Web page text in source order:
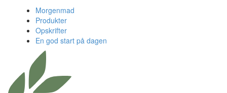
Morgenmad
Produkter
Opskrifter
En god start på dagen